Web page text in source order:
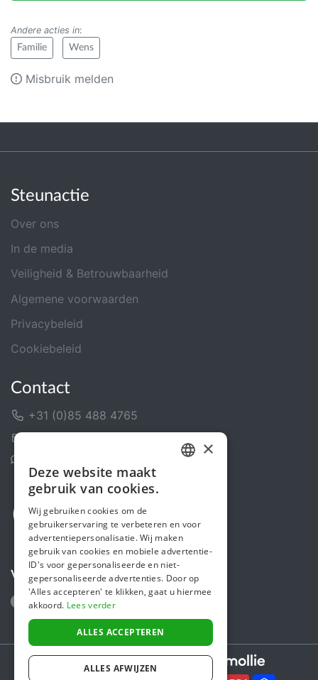
Andere acties in:
Familie Wens
Misbruik melden
Steunactie
Over ons
In de media
Veiligheid & Betrouwbaarheid
Algemene voorwaarden
Privacybeleid
Cookiebeleid
Contact
+31 (0)85 488 4765
Volg ons
Secure payments powered by
ENGLISH
×
Deze website maakt
gebruik van cookies.
Wij gebruiken cookies om de
gebruikerservaring te verbeteren en voor
advertentiepersonalisatie. Wij maken
gebruik van cookies en mobiele advertentie-
ID's voor gepersonaliseerde en niet-
gepersonaliseerde advertenties. Door op
'Alles accepteren' te klikken, gaat u hiermee
akkoord. Lees verder
ALLES ACCEPTEREN
ALLES AFWIJZEN